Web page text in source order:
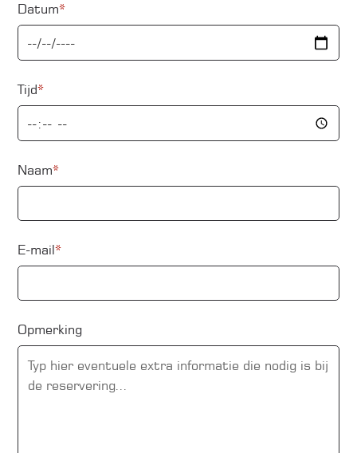
Datum*
Tijd*
Naam*
E-mail*
Opmerking